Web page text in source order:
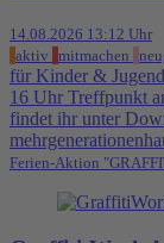
14.08.2026 13:12 Uhr
aktiv
mitmachen
für Kinder &
16 Uhr Treffpunkt
findet ihr unter
Ferien-Aktion